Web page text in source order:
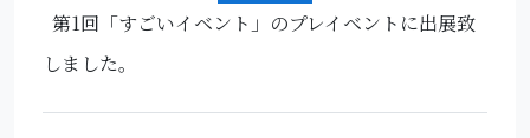
第1回「すごいイベント」のプレイベントに出展致
しました。